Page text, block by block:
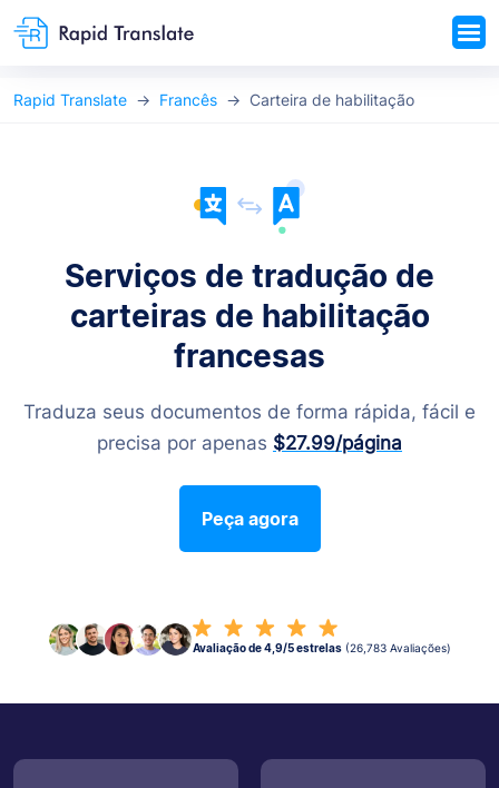
Rapid Translate Francês Carteira de habilitação
Serviços de tradução de
carteiras de habilitação
francesas
Traduza seus documentos de forma rápida, fácil e
precisa por apenas $27.99/página
Peça agora
Avaliação de 4,9/5 estrelas (26,783 Avaliações)